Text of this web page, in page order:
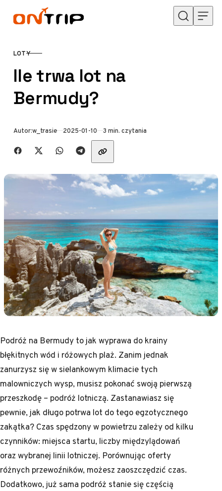
Przejdź do treści
KATEGORIA
LOTY
Ile trwa lot na
Bermudy?
Autor:w_trasie Opublikowano
2025-01-10 3 min. czytania
Udostępnij znajomym
Podróż na Bermudy to jak wyprawa do krainy
błękitnych wód i różowych plaż. Zanim jednak
zanurzysz się w sielankowym klimacie tych
malowniczych wysp, musisz pokonać swoją pierwszą
przeszkodę – podróż lotniczą. Zastanawiasz się
pewnie, jak długo potrwa lot do tego egzotycznego
zakątka? Czas spędzony w powietrzu zależy od kilku
czynników: miejsca startu, liczby międzylądowań
oraz wybranej linii lotniczej. Porównując oferty
różnych przewoźników, możesz zaoszczędzić czas.
Dodatkowo, już sama podróż stanie się częścią